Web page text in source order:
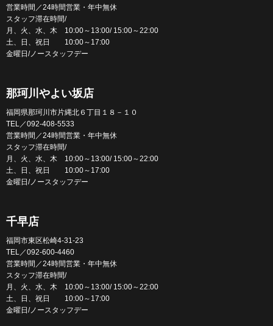
営業時間／24時間営業・年中無休
スタッフ滞在時間/
月、火、水、木 10:00～13:00/ 15:00～22:00
土、日、祝日 10:00～17:00
金曜日/ノースタッフデー
那珂川やよい坂店
福岡県那珂川市片縄北６丁目１８－１０
TEL／092-408-5533
営業時間／24時間営業・年中無休
スタッフ滞在時間/
月、火、水、木 10:00～13:00/ 15:00～22:00
土、日、祝日 10:00～17:00
金曜日/ノースタッフデー
千早店
福岡市東区松崎4-31-23
TEL／092-600-4460
営業時間／24時間営業・年中無休
スタッフ滞在時間/
月、火、水、木 10:00～13:00/ 15:00～22:00
土、日、祝日 10:00～17:00
金曜日/ノースタッフデー